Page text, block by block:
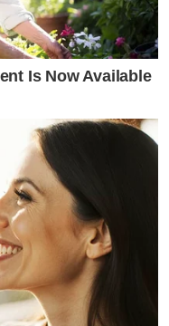
Is Now Available